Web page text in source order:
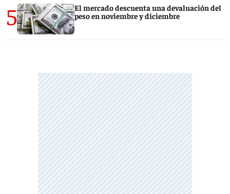
5
El mercado descuenta una devaluación del
peso en noviembre y diciembre